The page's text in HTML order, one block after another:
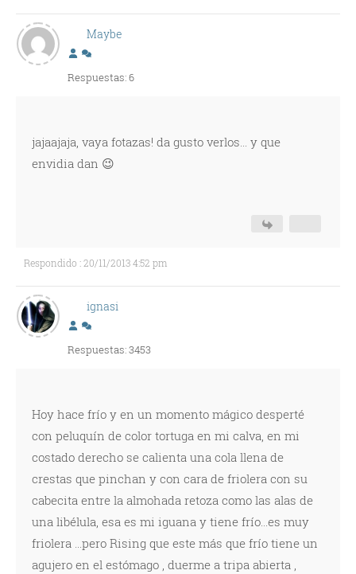
Maybe
Respuestas: 6
jajaajaja, vaya fotazas! da gusto verlos... y que
envidia dan 😉
Respondido : 20/11/2013 4:52 pm
ignasi
Respuestas: 3453
Hoy hace frío y en un momento mágico desperté
con peluquín de color tortuga en mi calva, en mi
costado derecho se calienta una cola llena de
crestas que pinchan y con cara de friolera con su
cabecita entre la almohada retoza como las alas de
una libélula, esa es mi iguana y tiene frío...es muy
friolera ...pero Rising que este más que frío tiene un
agujero en el estómago , duerme a tripa abierta ,